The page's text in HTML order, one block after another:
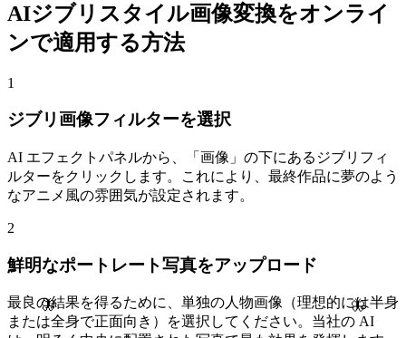
🦋 🦋
AIジブリスタイル画像変換をオンライ
ンで適用する方法
1
ジブリ画像フィルターを選択
AI エフェクトパネルから、「画像」の下にあるジブリフィ
ルターをクリックします。これにより、最終作品に夢のよう
なアニメ風の雰囲気が設定されます。
2
鮮明なポートレート写真をアップロード
最良の結果を得るために、単独の人物画像（理想的には半身
または全身で正面向き）を選択してください。当社の AI